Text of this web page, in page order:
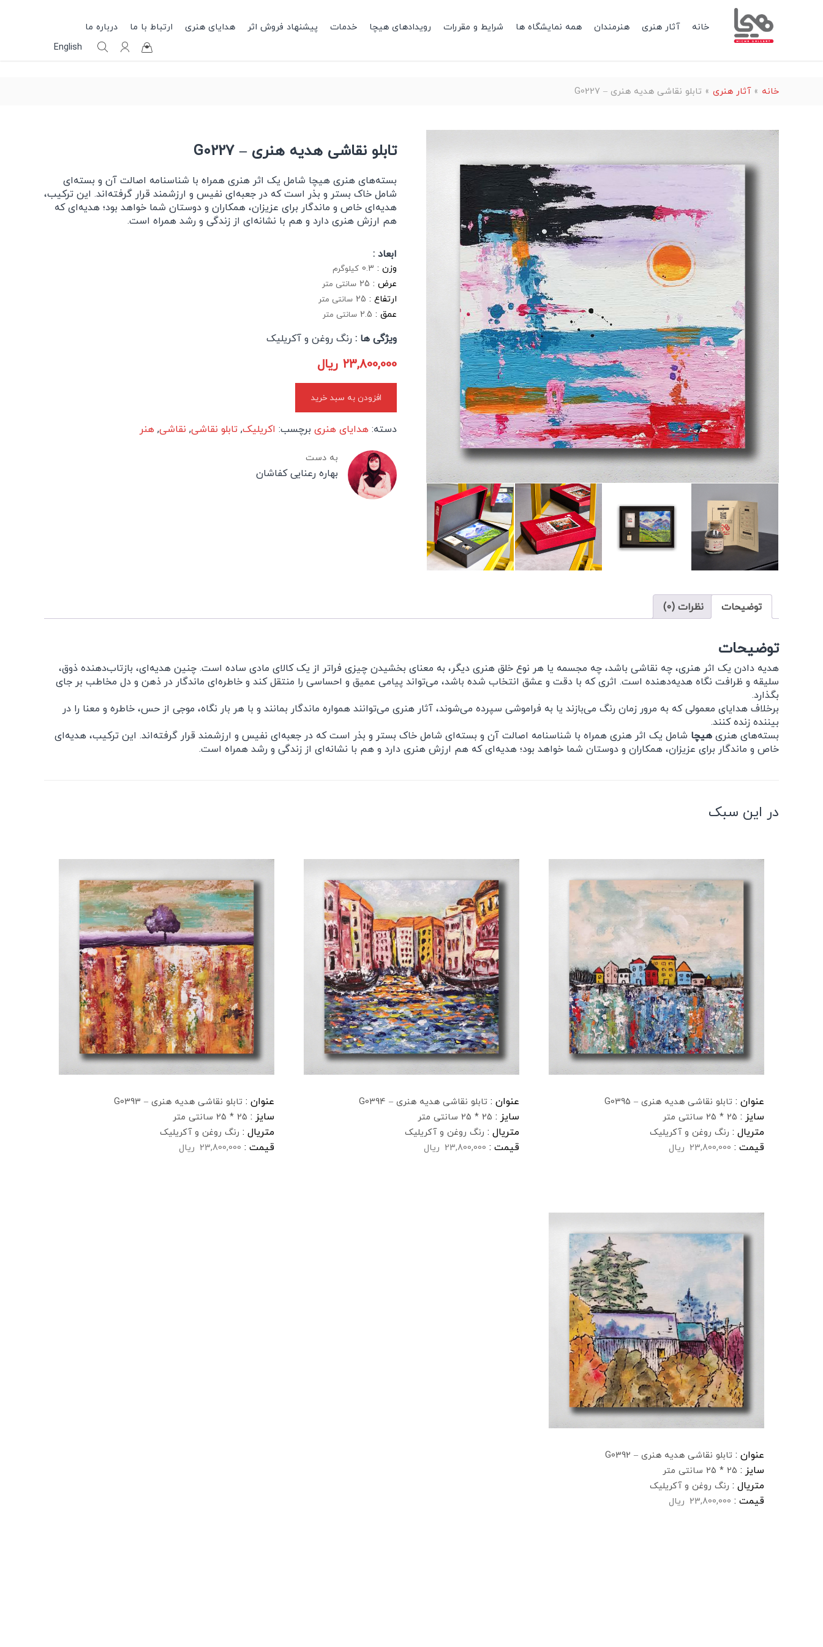
خانه آثار هنری هنرمندان همه نمایشگاه ها شرایط و مقررات رویدادهای هیچا خدمات پیشنهاد فروش اثر هدایای هنری ارتباط با ما
درباره ما
English
خانه »آثار هنری » تابلو نقاشی هدیه هنری – G0227
تابلو نقاشی هدیه هنری – G0227
بسته‌های هنری هیچا شامل یک اثر هنری همراه با شناسنامه اصالت آن و بسته‌ای
شامل خاک بستر و بذر است که در جعبه‌ای نفیس و ارزشمند قرار گرفته‌اند. این ترکیب،
هدیه‌ای خاص و ماندگار برای عزیزان، همکاران و دوستان شما خواهد بود؛ هدیه‌ای که
هم ارزش هنری دارد و هم با نشانه‌ای از زندگی و رشد همراه است.
ابعاد :
وزن : 0.3 کیلوگرم
عرض : 25 سانتی متر
ارتفاع : 25 سانتی متر
عمق : 2.5 سانتی متر
ویژگی ها : رنگ روغن و آکریلیک
23,800,000 ریال
افزودن به سبد خرید
دسته:هدایای هنری برچسب: اکریلیک,تابلو نقاشی, نقاشی,هنر
به دست
بهاره رعنایی کفاشان
توضیحات نظرات (0)
توضیحات
هدیه دادن یک اثر هنری، چه نقاشی باشد، چه مجسمه یا هر نوع خلق هنری دیگر، به معنای بخشیدن چیزی فراتر از یک کالای مادی ساده است. چنین هدیه‌ای، بازتاب‌دهنده ذوق،
سلیقه و ظرافت نگاه هدیه‌دهنده است. اثری که با دقت و عشق انتخاب شده باشد، می‌تواند پیامی عمیق و احساسی را منتقل کند و خاطره‌ای ماندگار در ذهن و دل مخاطب بر جای
بگذارد.
برخلاف هدایای معمولی که به مرور زمان رنگ می‌بازند یا به فراموشی سپرده می‌شوند، آثار هنری می‌توانند همواره ماندگار بمانند و با هر بار نگاه، موجی از حس، خاطره و معنا را در
بیننده زنده کنند.
بسته‌های هنریهیچا شامل یک اثر هنری همراه با شناسنامه اصالت آن و بسته‌ای شامل خاک بستر و بذر است که در جعبه‌ای نفیس و ارزشمند قرار گرفته‌اند. این ترکیب، هدیه‌ای
خاص و ماندگار برای عزیزان، همکاران و دوستان شما خواهد بود؛ هدیه‌ای که هم ارزش هنری دارد و هم با نشانه‌ای از زندگی و رشد همراه است.
در این سبک
عنوان : تابلو نقاشی هدیه هنری – G0395
سایز : 25 * 25 سانتی متر
متریال : رنگ روغن و آکریلیک
قیمت : 23,800,000 ریال
عنوان : تابلو نقاشی هدیه هنری – G0394
سایز : 25 * 25 سانتی متر
متریال : رنگ روغن و آکریلیک
قیمت : 23,800,000 ریال
عنوان : تابلو نقاشی هدیه هنری – G0393
سایز : 25 * 25 سانتی متر
متریال : رنگ روغن و آکریلیک
قیمت : 23,800,000 ریال
عنوان : تابلو نقاشی هدیه هنری – G0392
سایز : 25 * 25 سانتی متر
متریال : رنگ روغن و آکریلیک
قیمت : 23,800,000 ریال